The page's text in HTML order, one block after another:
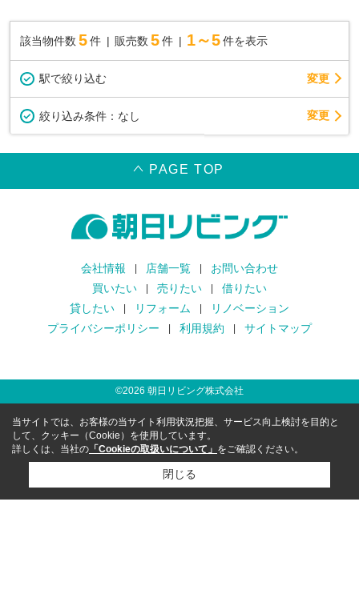
該当物件数 5件 販売数 5 件 1～5 件を表示
駅で絞り込む 変更
絞り込み条件： なし 変更
PAGE TOP
会社情報 店舗一覧
お問い合わせ
買いたい
売りたい
借りたい
貸したい
リフォーム
リノベーション
プライバシーポリシー
利用規約 サイトマップ
©2026 朝日リビング株式会社
当サイトでは、お客様の当サイト利用状況把握、サービス向上検討を目的と
して、クッキー（Cookie）を使用しています。
詳しくは、当社の 「Cookieの取扱いについて」 をご確認ください。
閉じる